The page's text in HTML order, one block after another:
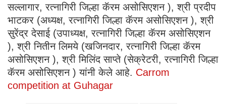
सल्लागार, रत्नागिरी जिल्हा कॅरम असोसिएशन ), श्री प्रदीप
भाटकर (अध्यक्ष, रत्नागिरी जिल्हा कॅरम असोसिएशन ), श्री
सुरेंद्र देसाई (उपाध्यक्ष, रत्नागिरी जिल्हा कॅरम असोसिएशन
), श्री नितीन लिमये (खजिनदार, रत्नागिरी जिल्हा कॅरम
असोसिएशन ), श्री मिलिंद साप्ते (सेक्रेटरी, रत्नागिरी जिल्हा
कॅरम असोसिएशन ) यांनी केले आहे. Carrom
competition at Guhagar